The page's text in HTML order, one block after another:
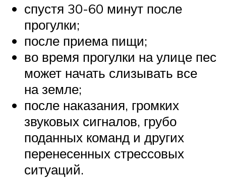
спустя 30-60 минут после
прогулки;
после приема пищи;
во время прогулки на улице пес
может начать слизывать все
на земле;
после наказания, громких
звуковых сигналов, грубо
поданных команд и других
перенесенных стрессовых
ситуаций.